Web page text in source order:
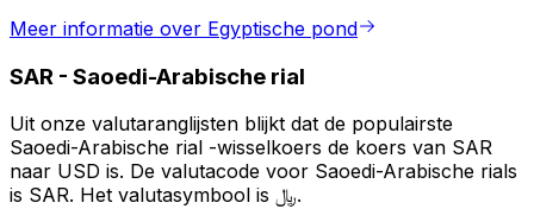
Meer informatie over Egyptische pond
SAR - Saoedi-Arabische rial
Uit onze valutaranglijsten blijkt dat de populairste
Saoedi-Arabische rial -wisselkoers de koers van SAR
naar USD is. De valutacode voor Saoedi-Arabische rials
is SAR. Het valutasymbool is ﷼.